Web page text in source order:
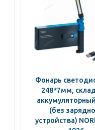
Фонарь
248*7мм,
(без
устройства)